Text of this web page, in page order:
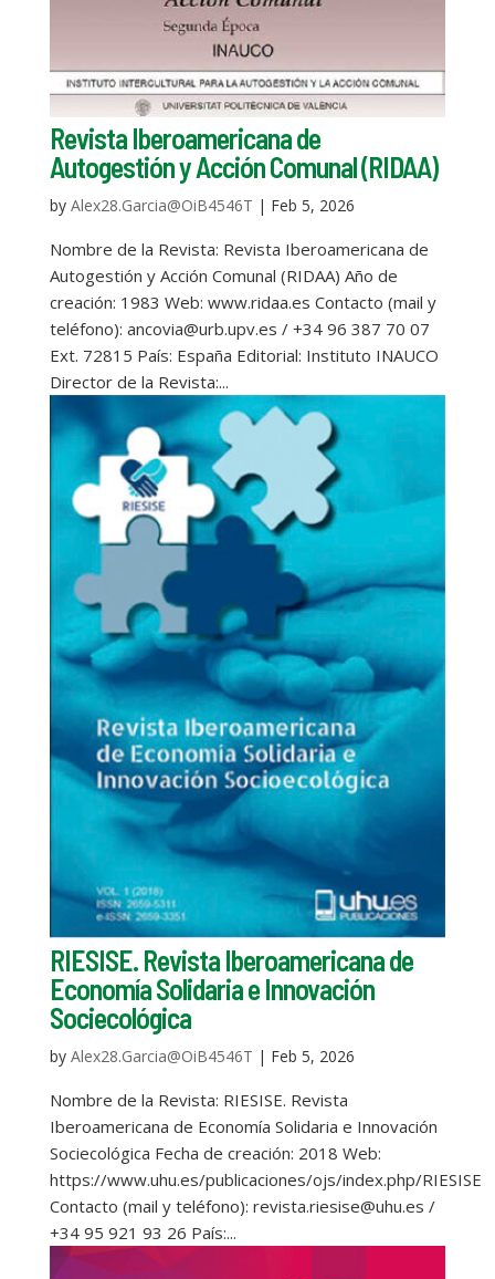
Revista Iberoamericana de
Autogestión y Acción Comunal (RIDAA)
by Alex28.Garcia@OiB4546T | Feb 5, 2026
Nombre de la Revista: Revista Iberoamericana de
Autogestión y Acción Comunal (RIDAA) Año de
creación: 1983 Web: www.ridaa.es Contacto (mail y
teléfono): ancovia@urb.upv.es / +34 96 387 70 07
Ext. 72815 País: España Editorial: Instituto INAUCO
Director de la Revista:...
RIESISE. Revista Iberoamericana de
Economía Solidaria e Innovación
Sociecológica
by Alex28.Garcia@OiB4546T | Feb 5, 2026
Nombre de la Revista: RIESISE. Revista
Iberoamericana de Economía Solidaria e Innovación
Sociecológica Fecha de creación: 2018 Web:
https://www.uhu.es/publicaciones/ojs/index.php/RIESISE
Contacto (mail y teléfono): revista.riesise@uhu.es /
+34 95 921 93 26 País:...